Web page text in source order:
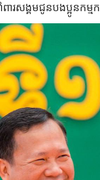
ារសង្គមជូនបងប្អូនកម្